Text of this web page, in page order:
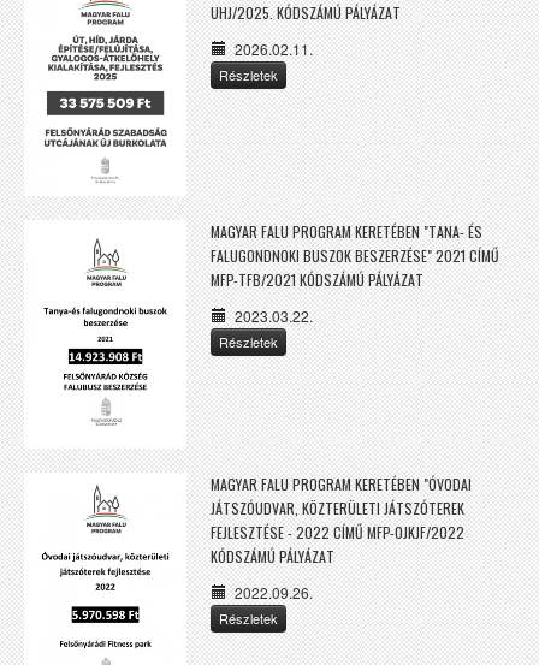
UHJ/2025. KÓDSZÁMÚ PÁLYÁZAT
2026.02.11.
Részletek
MAGYAR FALU PROGRAM KERETÉBEN "TANA- ÉS
FALUGONDNOKI BUSZOK BESZERZÉSE" 2021 CÍMŰ
MFP-TFB/2021 KÓDSZÁMÚ PÁLYÁZAT
2023.03.22.
Részletek
MAGYAR FALU PROGRAM KERETÉBEN "ÓVODAI
JÁTSZÓUDVAR, KÖZTERÜLETI JÁTSZÓTEREK
FEJLESZTÉSE - 2022 CÍMŰ MFP-OJKJF/2022
KÓDSZÁMÚ PÁLYÁZAT
2022.09.26.
Részletek